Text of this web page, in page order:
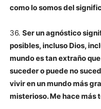
como lo somos del
36. Ser un agnóstico
posibles, incluso Dios,
mundo es tan extraño
suceder o puede no
vivir en un mundo más
misterioso. Me hace más